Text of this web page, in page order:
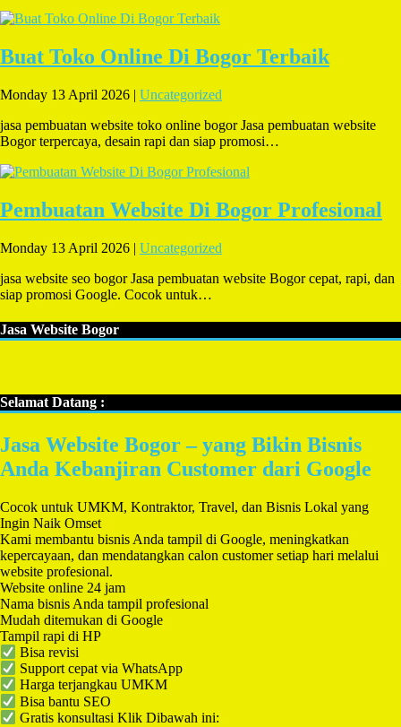
Buat Toko Online Di Bogor Terbaik
Monday 13 April 2026 | Uncategorized
jasa pembuatan website toko online bogor Jasa pembuatan website
Bogor terpercaya, desain rapi dan siap promosi…
Pembuatan Website Di Bogor Profesional
Monday 13 April 2026 | Uncategorized
jasa website seo bogor Jasa pembuatan website Bogor cepat, rapi, dan
siap promosi Google. Cocok untuk…
Jasa Website Bogor
Selamat Datang :
Jasa Website Bogor – yang Bikin Bisnis
Anda Kebanjiran Customer dari Google
Cocok untuk UMKM, Kontraktor, Travel, dan Bisnis Lokal yang
Ingin Naik Omset
Kami membantu bisnis Anda tampil di Google, meningkatkan
kepercayaan, dan mendatangkan calon customer setiap hari melalui
website profesional.
Website online 24 jam
Nama bisnis Anda tampil profesional
Mudah ditemukan di Google
Tampil rapi di HP
Bisa revisi
Support cepat via WhatsApp
Harga terjangkau UMKM
Bisa bantu SEO
Gratis konsultasi Klik Dibawah ini: